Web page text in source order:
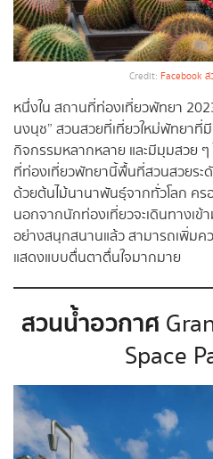
Credit: Facebook
หนึ่งใน สถานที่ท่องเที่ยวพัทยา
นงนุช” สวนสวยที่เที่ยวใหม่พัทยาที่
กิจกรรมหลากหลาย และมีมุมสวย
ที่ท่องเที่ยวพัทยานี้พื้นที่สวนสวยระ
ด้วยต้นไม้นานาพันธุ์จากทั่วโลก คร
นอกจากนักท่องเที่ยวจะเดินทางเ
อย่างสนุกสนานแล้ว สามารถเพิ่มค
แสดงแบบตื่นตาตื่นใจมากมาย
สวนน้ำอวกาศ
Space